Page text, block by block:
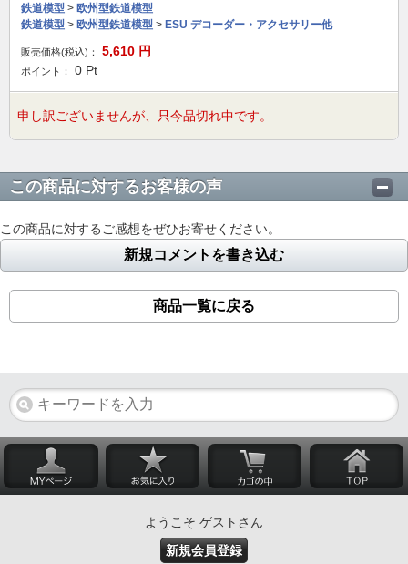
鉄道模型 > 欧州型鉄道模型
鉄道模型 > 欧州型鉄道模型 > ESU デコーダー・アクセサリー他
販売価格(税込)： 5,610 円
ポイント： 0 Pt
申し訳ございませんが、只今品切れ中です。
この商品に対するお客様の声
この商品に対するご感想をぜひお寄せください。
新規コメントを書き込む
商品一覧に戻る
ようこそ ゲストさん
新規会員登録